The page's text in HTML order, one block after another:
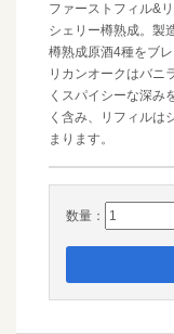
ファーストフィル&
シェリー樽熟成。製
樽熟成原酒4種をブ
リカンオークはバニ
くスパイシーな深み
く含み、リフィルは
まります。
数量：